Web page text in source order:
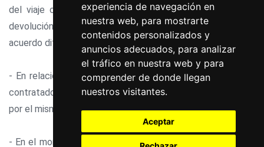
experiencia de navegación en
nuestra web, para mostrarte
contenidos personalizados y
anuncios adecuados, para analizar
el tráfico en nuestra web y para
comprender de donde llegan
nuestros visitantes.
Aceptar
del viaje combinado contratado, no tendrá derecho a la
devolución de cantidad alguna abonada, salgo que exista
acuerdo diferente entre las partes.
- En relación con el seguro contra gastos de cancelación
contratado por el viajero, en ningún caso la prima abonada
por el mismo será reembolsable.
- En el momento de la reserva, LA AGENCIA podrá requerir